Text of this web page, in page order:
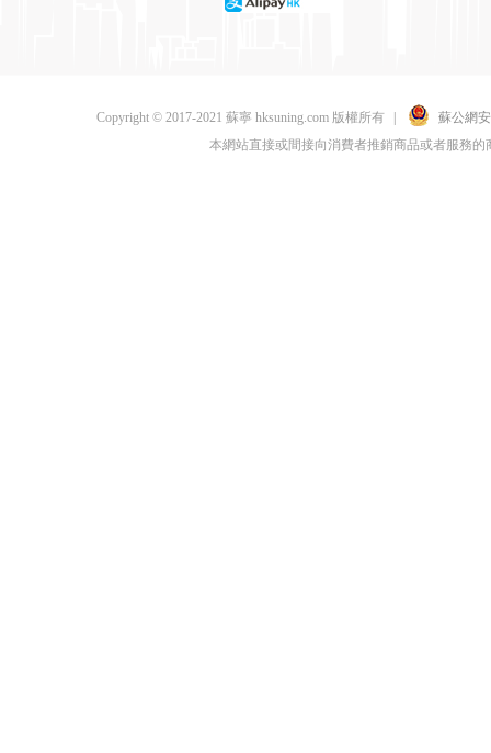
Copyright © 2017-2021 蘇寧 hksuning.com 版權所有
蘇公網
本網站直接或間接向消費者推銷商品或者服務